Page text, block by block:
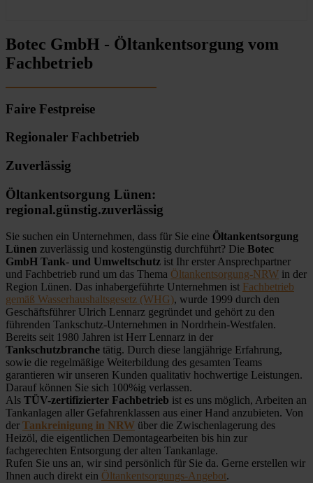
Botec GmbH - Öltankentsorgung vom
Fachbetrieb
Faire Festpreise
Regionaler Fachbetrieb
Zuverlässig
Öltankentsorgung Lünen:
regional.günstig.zuverlässig
Sie suchen ein Unternehmen, dass für Sie eine Öltankentsorgung
Lünen zuverlässig und kostengünstig durchführt? Die Botec
GmbH Tank- und Umweltschutz ist Ihr erster Ansprechpartner
und Fachbetrieb rund um das Thema Öltankentsorgung-NRW in der
Region Lünen. Das inhabergeführte Unternehmen ist Fachbetrieb
gemäß Wasserhaushaltsgesetz (WHG), wurde 1999 durch den
Geschäftsführer Ulrich Lennarz gegründet und gehört zu den
führenden Tankschutz-Unternehmen in Nordrhein-Westfalen.
Bereits seit 1980 Jahren ist Herr Lennarz in der
Tankschutzbranche tätig. Durch diese langjährige Erfahrung,
sowie die regelmäßige Weiterbildung des gesamten Teams
garantieren wir unseren Kunden qualitativ hochwertige Leistungen.
Darauf können Sie sich 100%ig verlassen.
Als TÜV-zertifizierter Fachbetrieb ist es uns möglich, Arbeiten an
Tankanlagen aller Gefahrenklassen aus einer Hand anzubieten. Von
der Tankreinigung in NRW über die Zwischenlagerung des
Heizöl, die eigentlichen Demontagearbeiten bis hin zur
fachgerechten Entsorgung der alten Tankanlage.
Rufen Sie uns an, wir sind persönlich für Sie da. Gerne erstellen wir
Ihnen auch direkt ein Öltankentsorgungs-Angebot.